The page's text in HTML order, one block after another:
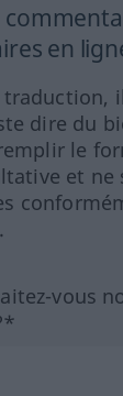
en
dire du
le
et
vous